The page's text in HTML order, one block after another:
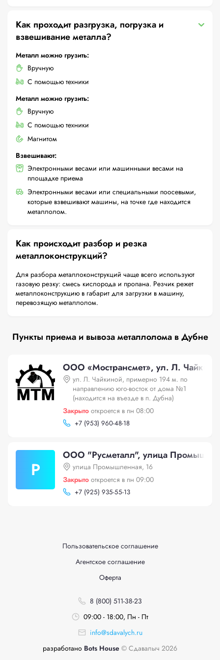
Как проходит разгрузка, погрузка и
взвешивание металла?
Металл можно грузить:
Вручную
С помощью техники
Металл можно грузить:
Вручную
С помощью техники
Магнитом
Взвешивают:
Электронными весами или машинными весами на
площадке приема
Электронными весами или специальными поосевыми,
которые взвешивают машины, на точке где находится
металлолом.
Как происходит разбор и резка
металлоконструкций?
Для разбора металлоконструкций чаще всего используют
газовую резку: смесь кислорода и пропана. Резчик режет
металлоконструкцию в габарит для загрузки в машину,
перевозящую металлолом.
Пункты приема и вывоза металлолома в Дубне
ООО «Мострансмет», ул. Л.
ул. Л. Чайкиной, примерно 194 м. по
направлению юго-восток от дома №1
(находится на въезде в п. Дубна)
Закрыто откроется в пн 08:00
+7 (953) 960-48-18
Р
ООО "Русметалл", улица
улица Промышленная, 16
Закрыто откроется в пн 09:00
+7 (925) 935-55-13
Пользовательское соглашение
Агентское соглашение
Оферта
8 (800) 511-38-23
09:00 - 18:00, Пн - Пт
info@sdavalych.ru
разработано Bots House © Сдавалыч 2026